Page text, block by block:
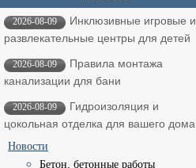
2026-08-09
Инклюзивные игровые и
развлекательные центры для детей
2026-08-09
Правила монтажа
канализации для бани
2026-08-09
Гидроизоляция и
цокольная отделка для вашего дома
Новости
Бетон, бетонные работы